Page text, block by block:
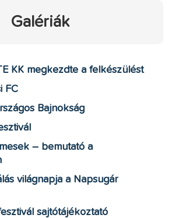
Galériák
KK megkezdte a felkészülést
FC
Bajnokság
– bemutató a
világnapja a Napsugár
sajtótájékoztató